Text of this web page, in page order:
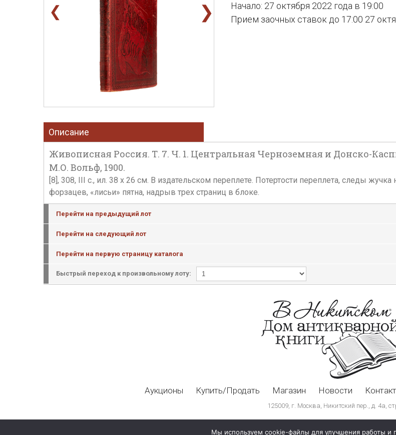
❮ ❯
Начало: 27 октября 2022 года в 19:00
Прием заочных ставок до 17:00 27
Описание
Живописная Россия. Т. 7. Ч. 1. Центральная Черноземная и Донско-
М.О. Вольф, 1900.
[8], 308, III с., ил. 38 х 26 см. В издательском переплете. Потертости переплета, следы
форзацев, «лисьи» пятна, надрыв трех страниц в блоке.
Перейти на предыдущий лот
Перейти на следующий лот
Перейти на первую страницу каталога
Быстрый переход к произвольному лоту:
Аукционы Купить/Продать Магазин Новости
125009, г. Москва, Никитский пер., д. 4а,
Мы используем cookie-файлы для улучшения работы и